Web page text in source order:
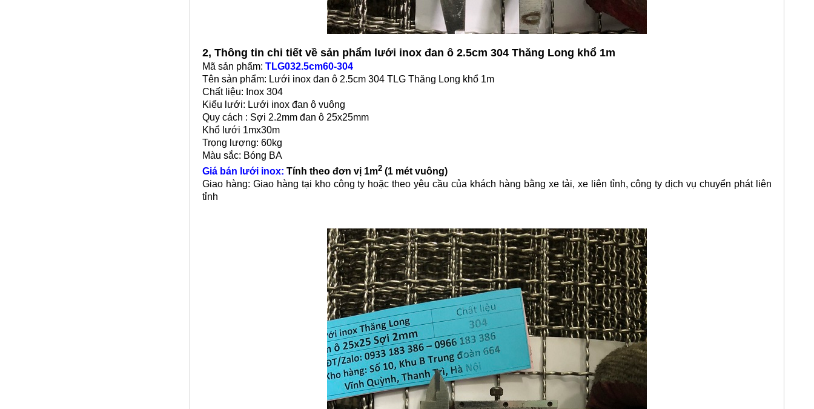
2, Thông tin chi tiết về sản phẩm lưới inox đan ô 2.5cm 304 Thăng Long khổ 1m
Mã sản phẩm: TLG032.5cm60-304
Tên sản phẩm: Lưới inox đan ô 2.5cm 304 TLG Thăng Long khổ 1m
Chất liệu: Inox 304
Kiểu lưới: Lưới inox đan ô vuông
Quy cách : Sợi 2.2mm đan ô 25x25mm
Khổ lưới 1mx30m
Trọng lượng: 60kg
Màu sắc: Bóng BA
Giá bán lưới inox: Tính theo đơn vị 1m2 (1 mét vuông)
Giao hàng: Giao hàng tại kho công ty hoặc theo yêu cầu của khách hàng bằng xe tải, xe liên tỉnh, công ty dịch vụ chuyển phát liên
tỉnh